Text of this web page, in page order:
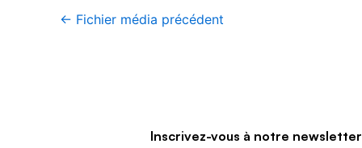
← Fichier média précédent
Inscrivez-vous à notre newsletter